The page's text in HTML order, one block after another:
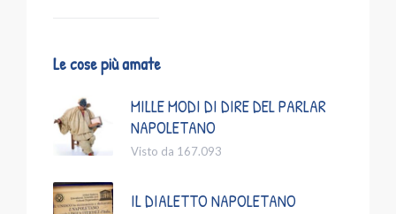
Le cose più amate
MILLE MODI DI DIRE DEL PARLAR
NAPOLETANO
Visto da 167.093
IL DIALETTO NAPOLETANO